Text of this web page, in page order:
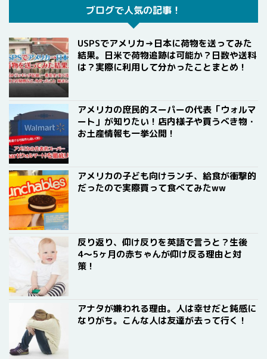
ブログで人気の記事！
USPSでアメリカ→日本に荷物を送ってみた
結果。日米で荷物追跡は可能か？日数や送料
は？実際に利用して分かったことまとめ！
アメリカの庶民的スーパーの代表「ウォルマ
ート」が知りたい！店内様子や買うべき物・
お土産情報も一挙公開！
アメリカの子ども向けランチ、給食が衝撃的
だったので実際買って食べてみたww
反り返り、仰け反りを英語で言うと？生後
4〜5ヶ月の赤ちゃんが仰け反る理由と対
策！
アナタが嫌われる理由。人は幸せだと鈍感に
なりがち。こんな人は友達が去って行く！